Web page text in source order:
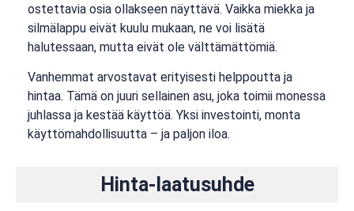
ostettavia osia ollakseen näyttävä. Vaikka miekka ja
silmälappu eivät kuulu mukaan, ne voi lisätä
halutessaan, mutta eivät ole välttämättömiä.
Vanhemmat arvostavat erityisesti helppoutta ja
hintaa. Tämä on juuri sellainen asu, joka toimii monessa
juhlassa ja kestää käyttöä. Yksi investointi, monta
käyttömahdollisuutta – ja paljon iloa.
Hinta-laatusuhde